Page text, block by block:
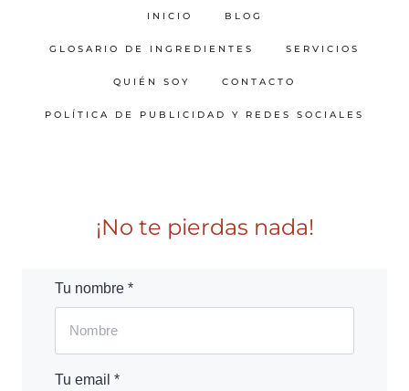
INICIO BLOG
GLOSARIO DE INGREDIENTES SERVICIOS
QUIÉN SOY CONTACTO
POLÍTICA DE PUBLICIDAD Y REDES SOCIALES
¡No te pierdas nada!
Tu nombre *
Tu email *